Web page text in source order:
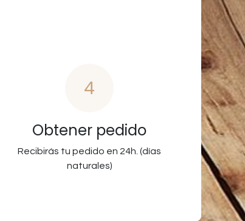
4
Obtener pedido
Recibirás tu pedido en 24h. (días
naturales)